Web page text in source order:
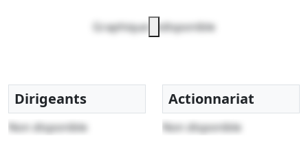
Graphique indisponible
Dirigeants
Non disponible
Actionnariat
Non disponible